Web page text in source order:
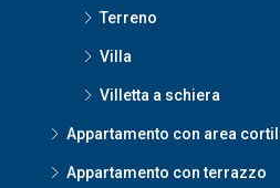
Terreno
Villa
Villetta a schiera
Appartamento con area
Appartamento con terrazzo